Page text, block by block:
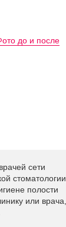
до и после
сети
стоматологии,
полости
или врача,